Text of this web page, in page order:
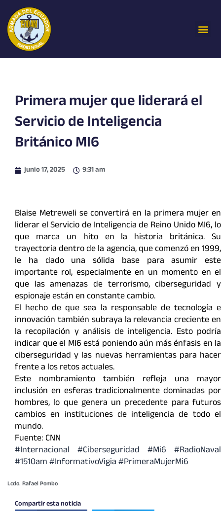
contenido
Primera mujer que liderará el
Servicio de Inteligencia
Británico MI6
junio 17, 2025 9:31 am
Blaise Metreweli se convertirá en la primera mujer en
liderar el Servicio de Inteligencia de Reino Unido MI6, lo
que marca un hito en la historia británica. Su
trayectoria dentro de la agencia, que comenzó en 1999,
le ha dado una sólida base para asumir este
importante rol, especialmente en un momento en el
que las amenazas de terrorismo, ciberseguridad y
espionaje están en constante cambio.
El hecho de que sea la responsable de tecnología e
innovación también subraya la relevancia creciente en
la recopilación y análisis de inteligencia. Esto podría
indicar que el MI6 está poniendo aún más énfasis en la
ciberseguridad y las nuevas herramientas para hacer
frente a los retos actuales.
Este nombramiento también refleja una mayor
inclusión en esferas tradicionalmente dominadas por
hombres, lo que genera un precedente para futuros
cambios en instituciones de inteligencia de todo el
mundo.
Fuente: CNN
#Internacional #Ciberseguridad #Mi6 #RadioNaval
#1510am#InformativoVigia#PrimeraMujerMi6
Lcdo. Rafael Pombo
Compartir esta noticia